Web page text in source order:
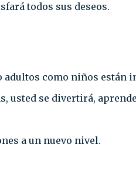
todos sus deseos.
como niños
se divertirá,
a un nuevo nivel.